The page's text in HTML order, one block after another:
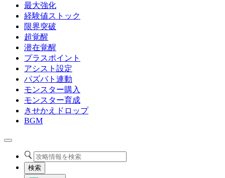
最大強化
経験値ストック
限界突破
超覚醒
潜在覚醒
プラスポイント
アシスト設定
パズバト連動
モンスター購入
モンスター育成
きせかえドロップ
BGM
検索